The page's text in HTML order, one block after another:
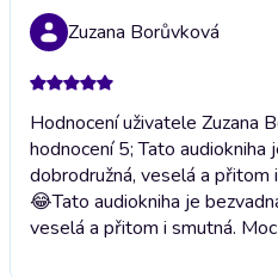
Zuzana Borůvková
Hodnocení uživatele Zuzana
hodnocení 5; Tato audiokniha
dobrodružná, veselá a přitom
😂Tato audiokniha je
veselá a přitom i smutná.